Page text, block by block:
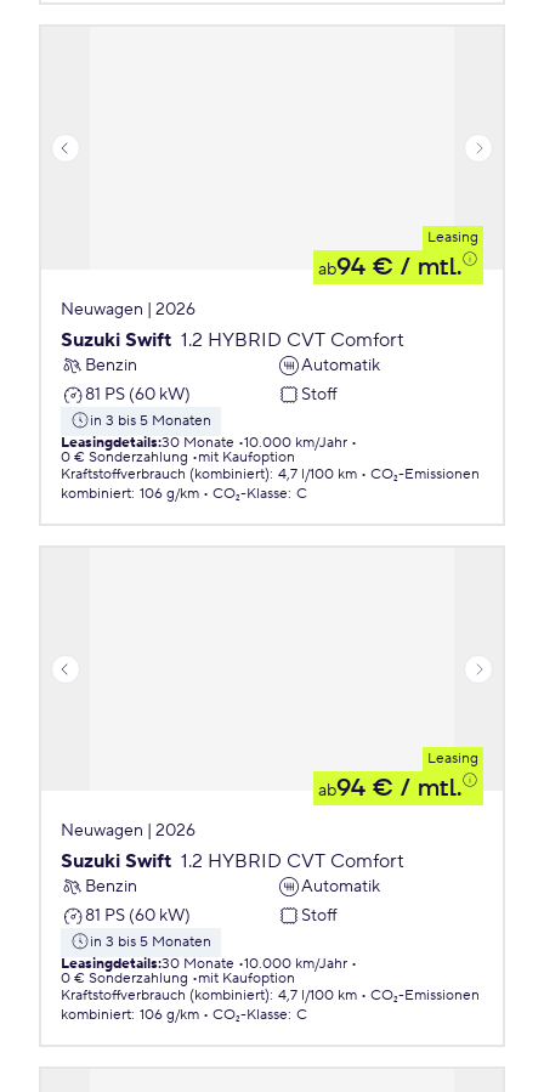
Leasing
ab94 € / mtl.
Neuwagen | 2026
Suzuki Swift 1.2 HYBRID CVT Comfort
Benzin
Automatik
81 PS (60 kW)
Stoff
in 3 bis 5 Monaten
Leasingdetails:30 Monate 10.000 km/Jahr
0 € Sonderzahlung
mit Kaufoption
Kraftstoffverbrauch (kombiniert): 4,7 l/100 km
CO₂-Emissionen
kombiniert: 106 g/km CO₂-Klasse: C
Leasing
ab94 € / mtl.
Neuwagen | 2026
Suzuki Swift 1.2 HYBRID CVT Comfort
Benzin
Automatik
81 PS (60 kW)
Stoff
in 3 bis 5 Monaten
Leasingdetails:30 Monate 10.000 km/Jahr
0 € Sonderzahlung
mit Kaufoption
Kraftstoffverbrauch (kombiniert): 4,7 l/100 km
CO₂-Emissionen
kombiniert: 106 g/km CO₂-Klasse: C